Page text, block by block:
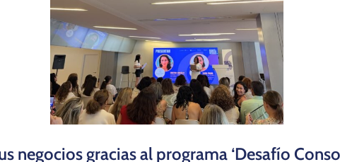
negocios gracias al programa ‘Desafío